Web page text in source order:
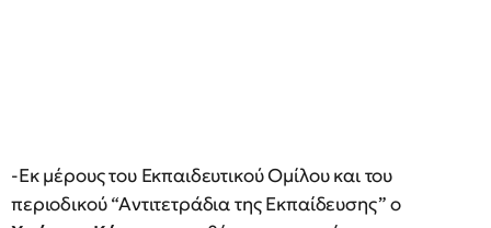
-Εκ μέρους του Εκπαιδευτικού Ομίλου και του
περιοδικού “Αντιτετράδια της Εκπαίδευσης” ο